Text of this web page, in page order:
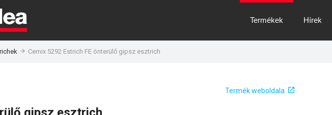
Termékek Hírek
Cemix 5292 Estrich FE önterülő gipsz esztrich
Termék weboldala